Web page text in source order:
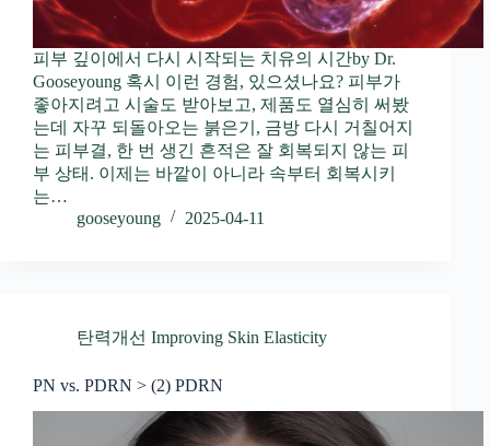
피부 깊이에서 다시 시작되는 치유의 시간by Dr.
Gooseyoung 혹시 이런 경험, 있으셨나요? 피부가
좋아지려고 시술도 받아보고, 제품도 열심히 써봤
는데 자꾸 되돌아오는 붉은기, 금방 다시 거칠어지
는 피부결, 한 번 생긴 흔적은 잘 회복되지 않는 피
부 상태. 이제는 바깥이 아니라 속부터 회복시키
는…
gooseyoung
2025-04-11
탄력개선 Improving Skin Elasticity
PN vs. PDRN > (2) PDRN